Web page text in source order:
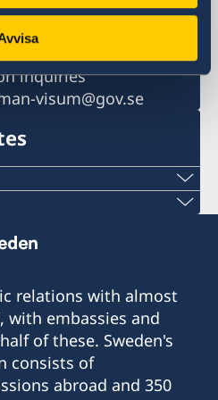
inquiries
inquiries
visum@gov.se
relations with almost
embassies and
of these. Sweden's
consists of
abroad and 350